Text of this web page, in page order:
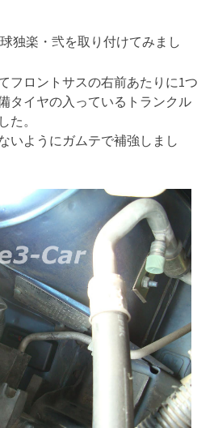
独楽・弐を取り付けてみまし
フロントサスの右前あたりに1つ
タイヤの入っているトランクル
た。
いようにガムテで補強しまし